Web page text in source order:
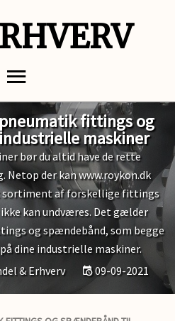
pneumatik fittings og
maskiner
bør du altid have de rette
der kan www.roykon.dk
sortiment af forskellige fittings
kan undværes. Det gælder
og spændebånd, som begge
dine industrielle maskiner.
& Erhverv 09-09-2021